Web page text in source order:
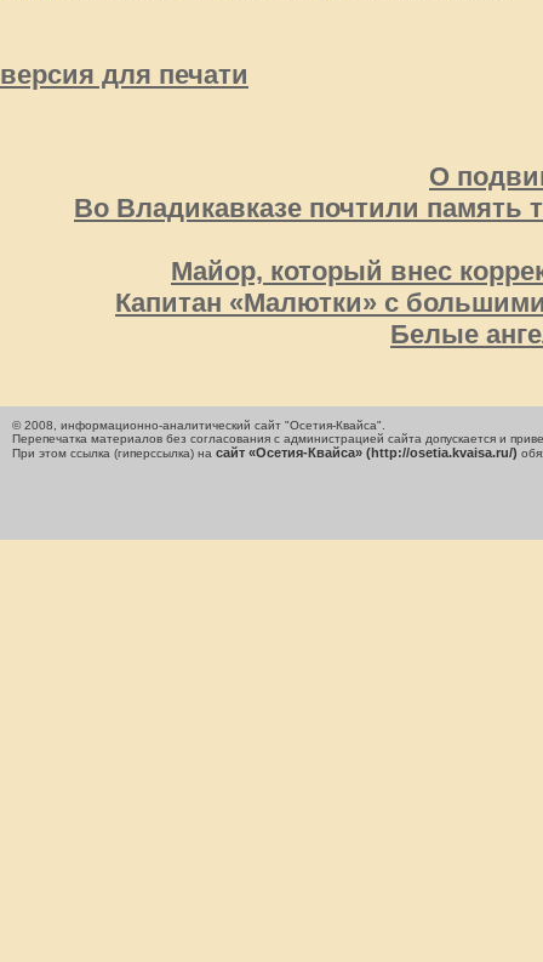
версия для печати
О
Во Владикавказе почтили память
Майор, который внес
Капитан «Малютки» с
Белые
© 2008, информационно-аналитический сайт "Осетия-Квайса".
Перепечатка материалов без согласования с администрацией сайта допускается и
При этом ссылка (гиперссылка) на сайт «Осетия-Квайса» (http://osetia.kvaisa.ru/)